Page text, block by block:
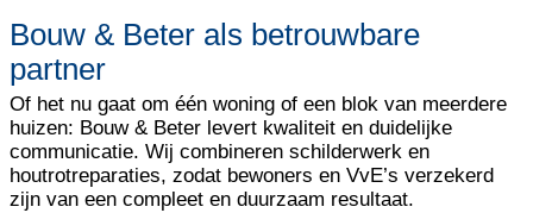
Bouw & Beter als betrouwbare
partner
Of het nu gaat om één woning of een blok van meerdere
huizen: Bouw & Beter levert kwaliteit en duidelijke
communicatie. Wij combineren schilderwerk en
houtrotreparaties, zodat bewoners en VvE’s verzekerd
zijn van een compleet en duurzaam resultaat.